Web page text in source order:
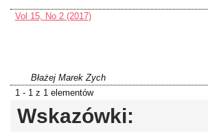
Vol 15, No 2 (2017)
Błażej Marek Zych
1 - 1 z 1 elementów
Wskazówki: